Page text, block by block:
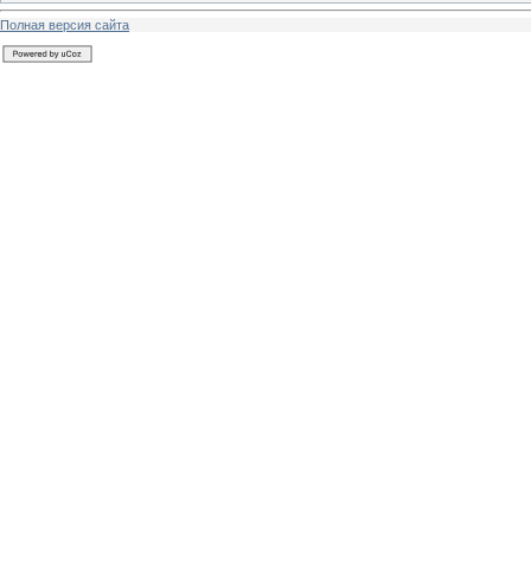
Полная версия сайта